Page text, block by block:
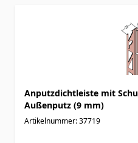
Anputzdichtleiste mit
Außenputz (9 mm)
Artikelnummer: 37719